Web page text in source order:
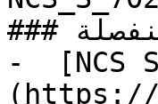
### المكملة المنفصلة
-  [NCS
(https://